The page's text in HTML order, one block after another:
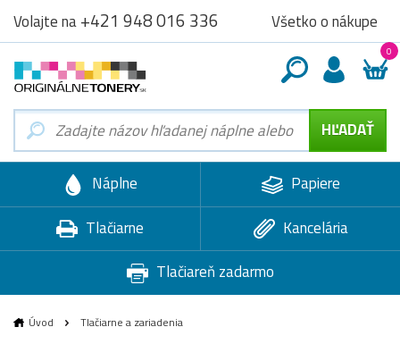
Volajte na+421 948 016 336 Všetko o nákupe
0
Náplne
Papiere
Tlačiarne
Kancelária
Tlačiareň zadarmo
Úvod Tlačiarne a zariadenia